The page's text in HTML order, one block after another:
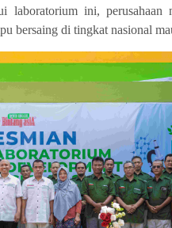
laboratorium ini, perusahaan
bersaing di tingkat nasional